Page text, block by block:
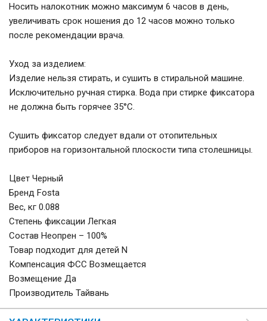
Носить налокотник можно максимум 6 часов в день,
увеличивать срок ношения до 12 часов можно только
после рекомендации врача.
Уход за изделием:
Изделие нельзя стирать, и сушить в стиральной машине.
Исключительно ручная стирка. Вода при стирке фиксатора
не должна быть горячее 35°С.
Сушить фиксатор следует вдали от отопительных
приборов на горизонтальной плоскости типа столешницы.
Цвет Черный
Бренд Fosta
Вес, кг 0.088
Степень фиксации Легкая
Состав Неопрен – 100%
Товар подходит для детей N
Компенсация ФСС Возмещается
Возмещение Да
Производитель Тайвань